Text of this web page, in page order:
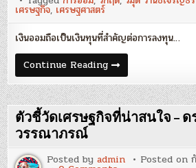
มา
ของ
ไทย
และ
วิกฤต
ใน
อนาคต
:
ปัญหา
การ
ถดถอย
ของ
การ
ออม
เรือน
เศรษฐกิจ, เศรษฐศาสตร์
เงินออมถือเป็นเงินทุนที่สำคัญต่อการลงทุน…
Continue Readingการ
ออม
ของ
ไทย
และ
วิกฤต
ใน
ปัญหา
การ
ตัวชี้วัดเศรษฐกิจที่น่าสนใจ –
วรรณาภรณ์
Posted byadmin Posted on